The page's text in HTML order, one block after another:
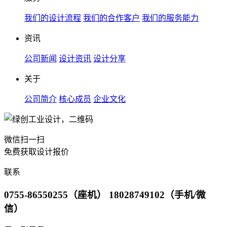
我们的设计流程 我们的合作客户 我们的服务能力
资讯
公司新闻 设计资讯 设计分享
关于
公司简介 核心成员 企业文化
微信扫一扫
免费获取设计报价
联系
0755-86550255（座机） 18028749102（手机/微
信）